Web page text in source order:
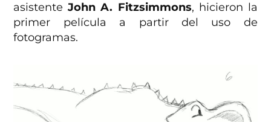
asistenteJohn A. Fitzsimmons, hicieron la
primer película a partir del uso de
fotogramas.